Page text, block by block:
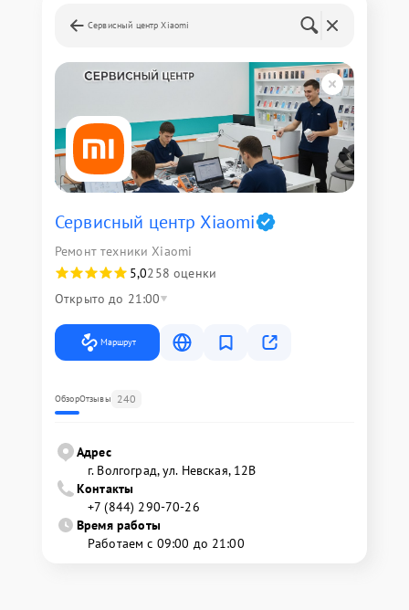
Сервисный центр Xiaomi
Сервисный центр Xiaomi
Ремонт техники Xiaomi
5,0258 оценки
Открыто до 21:00
Маршрут
ОбзорОтзывы 240
Адрес
г. Волгоград, ул. Невская, 12В
Контакты
+7 (844) 290-70-26
Время работы
Работаем с 09:00 до 21:00